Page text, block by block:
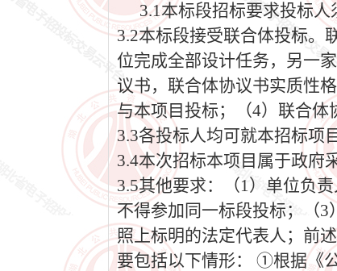
3.1本标段招标要求投标
3.2本标段接受联合体投标。
位完成全部设计任务，另一
议书，联合体协议书实质性
与本项目投标；（4）联合体
3.3各投标人均可就本招标项
3.4本次招标本项目属于政府
3.5其他要求：（1）单位负
不得参加同一标段投标；（
照上标明的法定代表人；前
要包括以下情形： ①根据《